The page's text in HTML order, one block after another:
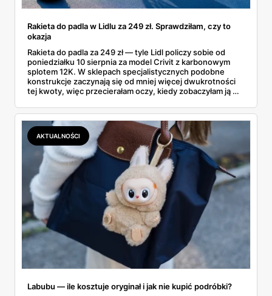
Rakieta do padla w Lidlu za 249 zł. Sprawdziłam, czy to
okazja
Rakieta do padla za 249 zł — tyle Lidl policzy sobie od
poniedziałku 10 sierpnia za model Crivit z karbonowym
splotem 12K. W sklepach specjalistycznych podobne
konstrukcje zaczynają się od mniej więcej dwukrotności
tej kwoty, więc przecierałam oczy, kiedy zobaczyłam ją w
najszybciej rosnący sport w Polsce: kortów przybywa
lawinowo, a chętnych jeszcze szybciej. Sprawdziłam, co
dokładnie dostajemy za te pieniądze i komu taka rakieta
faktycznie wystarczy.
AKTUALNOŚCI
Labubu — ile kosztuje oryginał i jak nie kupić podróbki?